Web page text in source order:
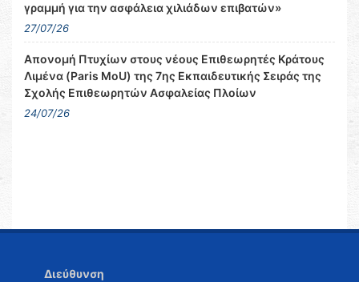
γραμμή για την ασφάλεια χιλιάδων επιβατών»
27/07/26
Απονομή Πτυχίων στους νέους Επιθεωρητές Κράτους
Λιμένα (Paris MoU) της 7ης Εκπαιδευτικής Σειράς της
Σχολής Επιθεωρητών Ασφαλείας Πλοίων
24/07/26
Διεύθυνση